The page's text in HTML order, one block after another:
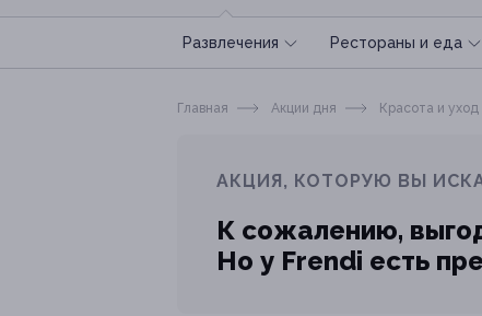
Развлечения Рестораны и еда
Главная Акции дня Красота и уход
АКЦИЯ, КОТОРУЮ ВЫ
К сожалению,
Но у Frendi есть